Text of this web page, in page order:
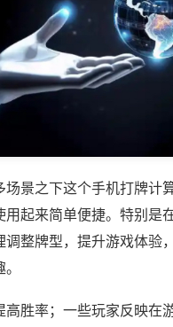
场景之下这个手机打牌计
用起来简单便捷。特别是
调整牌型，提升游戏体验
高胜率；一些玩家反映在